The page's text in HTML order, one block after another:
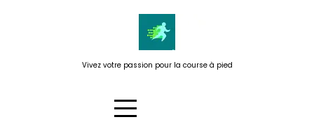
Vivez votre passion pour la course à pied